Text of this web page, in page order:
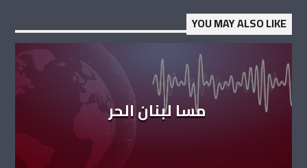
YOU MAY ALSO LIKE
مسا لبنان الحر